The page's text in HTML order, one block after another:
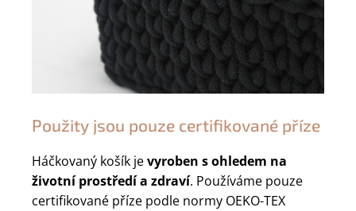
Použity jsou pouze certifikované příze
Háčkovaný košík jevyroben s ohledem na
životní prostředí a zdraví. Používáme pouze
certifikované příze podle normy OEKO-TEX